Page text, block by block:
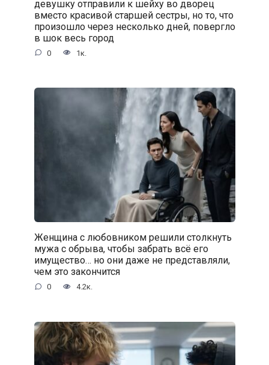
девушку отправили к шейху во дворец
вместо красивой старшей сестры, но то, что
произошло через несколько дней, повергло
в шок весь город
0 1к.
Женщина с любовником решили столкнуть
мужа с обрыва, чтобы забрать всё его
имущество… но они даже не представляли,
чем это закончится
0 4.2к.